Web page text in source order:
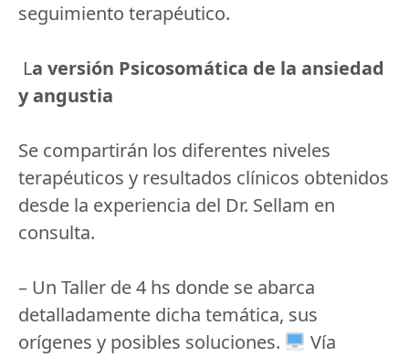
seguimiento terapéutico.
La versión Psicosomática de la ansiedad
y angustia
Se compartirán los diferentes niveles
terapéuticos y resultados clínicos obtenidos
desde la experiencia del Dr. Sellam en
consulta.
– Un Taller de 4 hs donde se abarca
detalladamente dicha temática, sus
orígenes y posibles soluciones.
Vía